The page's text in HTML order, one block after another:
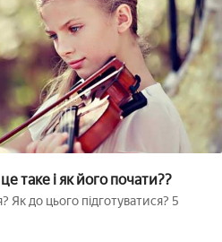
таке і як його почати??
до цього підготуватися? 5